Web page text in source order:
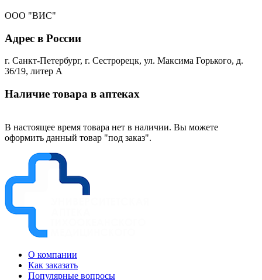
ООО "ВИС"
Адрес в России
г. Санкт-Петербург, г. Сестрорецк, ул. Максима Горького, д.
36/19, литер А
Наличие товара в аптеках
В настоящее время товара нет в наличии. Вы можете
оформить данный товар "под заказ".
О компании
Как заказать
Популярные вопросы